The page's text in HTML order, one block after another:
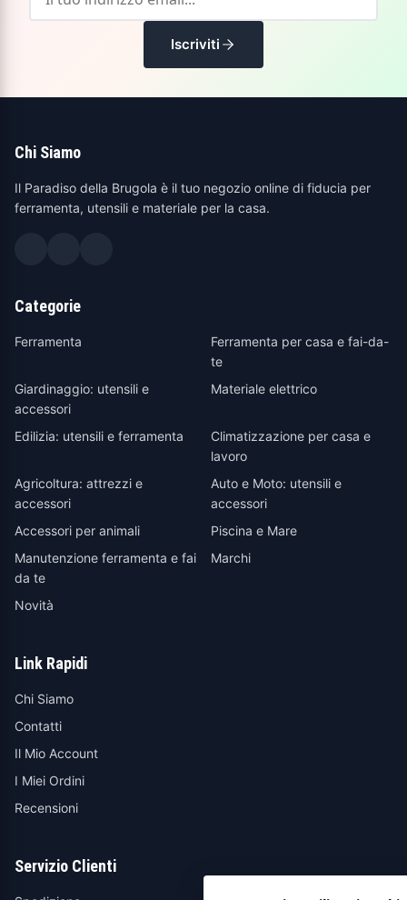
Iscriviti
Chi Siamo
Il Paradiso della Brugola è il tuo negozio online di fiducia per
ferramenta, utensili e materiale per la casa.
Categorie
Ferramenta
Ferramenta per casa e fai-da-
te
Giardinaggio: utensili e
accessori
Materiale elettrico
Edilizia: utensili e ferramenta
Climatizzazione per casa e
lavoro
Agricoltura: attrezzi e
accessori
Auto e Moto: utensili e
accessori
Accessori per animali
Piscina e Mare
Manutenzione ferramenta e fai
da te
Marchi
Novità
Link Rapidi
Chi Siamo
Contatti
Il Mio Account
I Miei Ordini
Recensioni
Servizio Clienti